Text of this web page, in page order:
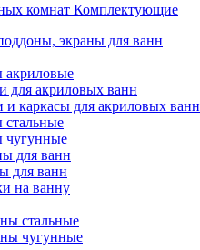
комнат Комплектующие
экраны для ванн
для акриловых ванн
каркасы для акриловых ванн
чугунные
для ванн
для ванн
на ванну
стальные
чугунные